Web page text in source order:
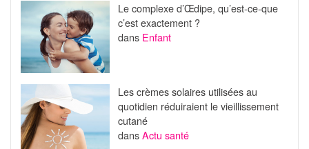
Le complexe d’Œdipe, qu’est-ce-que
c’est exactement ?
dans Enfant
Les crèmes solaires utilisées au
quotidien réduiraient le vieillissement
cutané
dansActu santé